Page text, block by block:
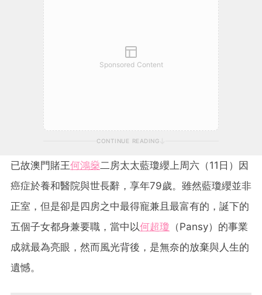
Sponsored Content
CONTINUE READING
已故澳門賭王何鴻燊二房太太藍瓊纓上周六（11日）因
癌症於養和醫院與世長辭，享年79歲。雖然藍瓊纓並非
正室，但是卻是四房之中最得寵兼且最富有的，誕下的
五個子女都身兼要職，當中以何超瓊 （Pansy）的事業
成就最為亮眼，然而風光背後，是無奈的放棄與人生的
遺憾。